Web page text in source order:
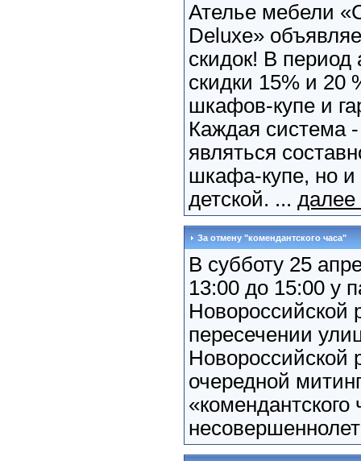
Ателье мебели
Deluxe»
скидок! В период
скидки 15% и 20
шкафов-купе и
Каждая система
являться
шкафа-купе, но и
детской. ... далее
За отмену "комендантского часа"
В субботу 25
13:00 до 15:00 у
Новороссийской
пересечении
Новороссийской
очередной
«комендантского